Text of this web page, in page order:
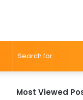
Most Viewed